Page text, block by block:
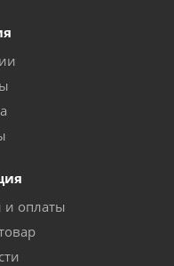
и оплаты